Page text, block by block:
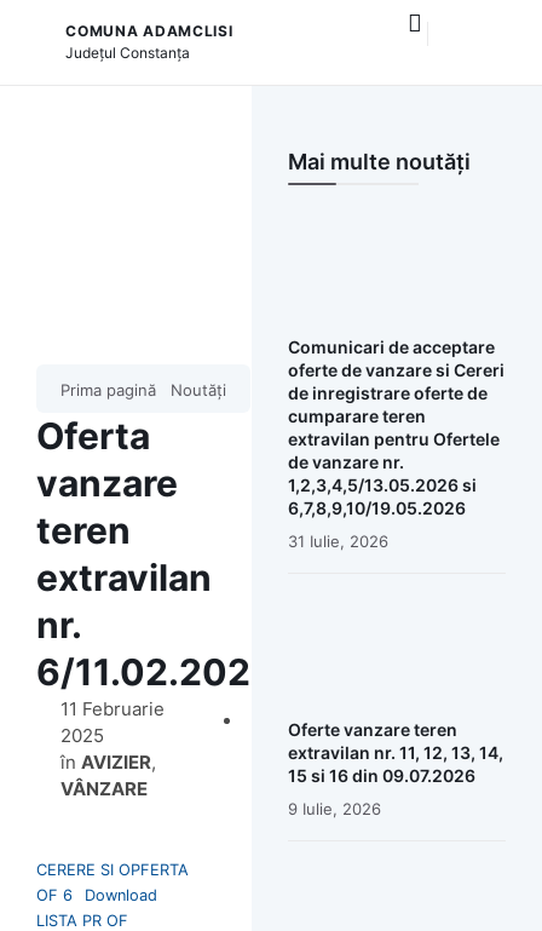
COMUNA ADAMCLISI
JudețulConstanța
Prima pagină Noutăți
Oferta
vanzare
teren
extravilan
nr.
6/11.02.2025
11 Februarie
2025
în AVIZIER,
VÂNZARE
CERERE SI OPFERTA
OF 6
Download
LISTA PR OF
Mai multe noutăți
Comunicari de acceptare
oferte de vanzare si Cereri
de inregistrare oferte de
cumparare teren
extravilan pentru Ofertele
de vanzare nr.
1,2,3,4,5/13.05.2026 si
6,7,8,9,10/19.05.2026
31 Iulie, 2026
Oferte vanzare teren
extravilan nr. 11, 12, 13, 14,
15 si 16 din 09.07.2026
9 Iulie, 2026